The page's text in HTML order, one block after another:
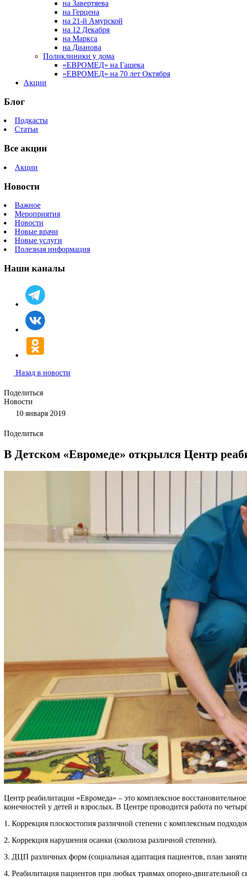
на Завертяева
на Герцена
на 21-й Амурской
на 12 Декабря
на Маркса
на Дианова
Поликлиники у дома
«ЕВРОМЕД» на Гашека
«ЕВРОМЕД» на 70 лет Октября
Акции
Блог
Подкасты
Статьи
Все акции
Акции
Новости
Важное
Мероприятия
Новости
Новые врачи
Новые услуги
Полезная информация
Наши каналы
Назад в новости
Поделиться
Новости
10 января 2019
Поделиться
В Детском «Евромеде» открылся Центр
Центр реабилитации «Евромеда» – это комплексное
конечностей у детей и взрослых. В Центре проводится работа по
1. Коррекция плоскостопия различной степени с комплексным
2. Коррекция нарушения осанки (сколиоза различной степени).
3. ДЦП различных форм (социальная адаптация пациентов, план
4. Реабилитация пациентов при любых травмах опорно-двигательной